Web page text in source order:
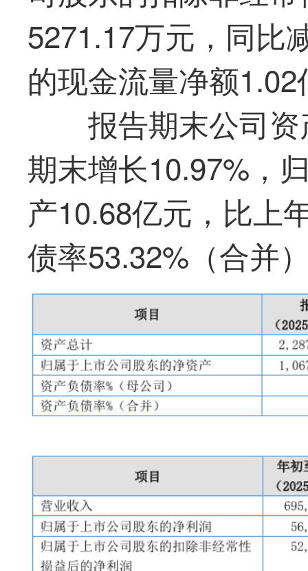
5271.17万元，同比
的现金流量净额
报告期末公司
期末增长10.97%，
产10.68亿元，比上
债率53.32%（合并